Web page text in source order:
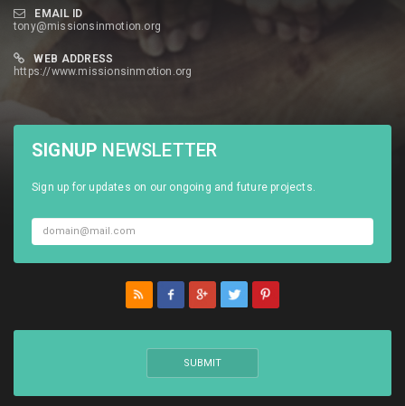
EMAIL ID
tony@missionsinmotion.org
WEB ADDRESS
https://www.missionsinmotion.org
SIGNUP NEWSLETTER
Sign up for updates on our ongoing and future projects.